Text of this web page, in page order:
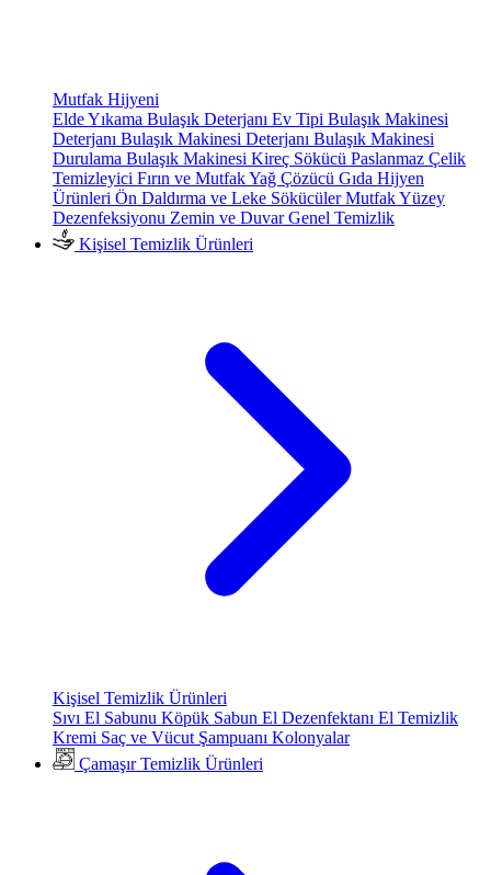
Mutfak Hijyeni
Elde Yıkama Bulaşık Deterjanı Ev Tipi Bulaşık Makinesi
Deterjanı Bulaşık Makinesi Deterjanı Bulaşık Makinesi
Durulama Bulaşık Makinesi Kireç Sökücü Paslanmaz Çelik
Temizleyici Fırın ve Mutfak Yağ Çözücü Gıda Hijyen
Ürünleri Ön Daldırma ve Leke SökücülerMutfak Yüzey
Dezenfeksiyonu Zemin ve Duvar Genel Temizlik
Kişisel Temizlik Ürünleri
Kişisel Temizlik Ürünleri
Sıvı El Sabunu Köpük Sabun El Dezenfektanı El Temizlik
Kremi Saç ve Vücut Şampuanı Kolonyalar
Çamaşır Temizlik Ürünleri